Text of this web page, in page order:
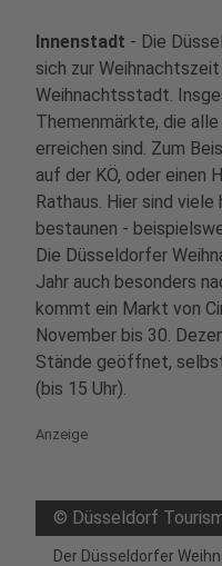
28
Winterberg
59955 Winterberg
29
Weihnachtsmarkt
Berliner Tor
46483 Wesel
Innenstadt - Die
sich zur
Weihnachtsstadt.
Themenmärkte, die
erreichen sind. Zum
auf der KÖ, oder einen
Rathaus. Hier sind
bestaunen -
Die Düsseldorfer
Jahr auch besonders
kommt ein Markt von
November bis 30.
Stände geöffnet,
(bis 15 Uhr).
Anzeige
© Düsseldorf
Der Düsseldorfer